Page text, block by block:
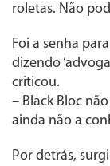
roletas. Não
Foi a senha
dizendo
criticou.
– Black Bloc
ainda não a
Por detrás,